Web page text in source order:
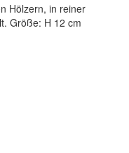
Hölzern, in reiner
Größe: H 12 cm